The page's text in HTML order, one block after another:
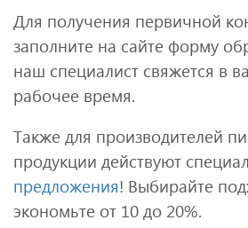
Для получения первичной
заполните на сайте форму
наш специалист свяжется в
рабочее время.
Также для производителей
продукции действуют
предложения! Выбирайте
экономьте от 10 до 20%.